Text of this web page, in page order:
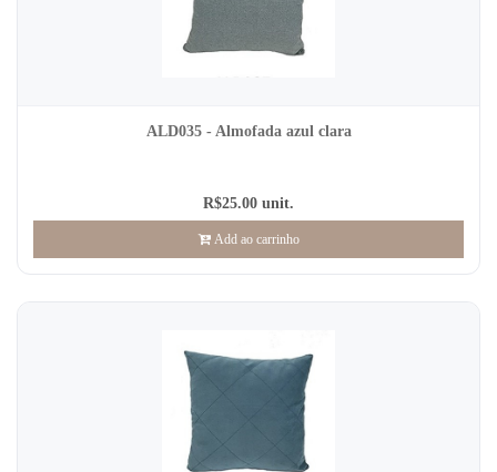
ALD035 - Almofada azul clara
R$25.00 unit.
Add ao carrinho